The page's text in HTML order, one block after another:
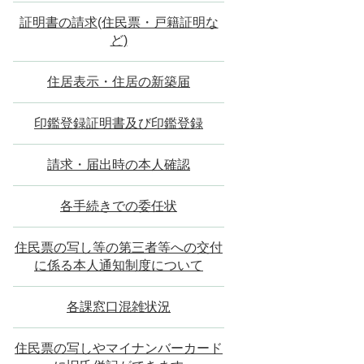
証明書の請求(住民票・戸籍証明な
ど)
住居表示・住居の新築届
印鑑登録証明書及び印鑑登録
請求・届出時の本人確認
各手続きでの委任状
住民票の写し等の第三者等への交付
に係る本人通知制度について
各課窓口混雑状況
住民票の写しやマイナンバーカード